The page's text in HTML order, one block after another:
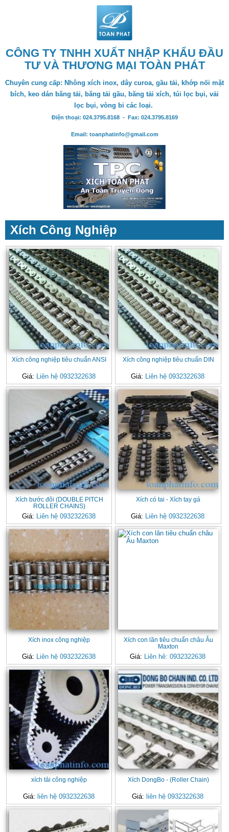
CÔNG TY TNHH XUẤT NHẬP KHẨU ĐẦU
TƯ VÀ THƯƠNG MẠI TOÀN PHÁT
Chuyên cung cấp: Nhông xích inox, dây curoa, gầu tải, khớp nối mặt
bích, keo dán băng tải, băng tải gầu, băng tải xích, túi lọc bụi, vải
lọc bụi, vòng bi các loại.
Điện thoại: 024.3795.8168 - Fax: 024.3795.8169
Email: toanphatinfo@gmail.com
Xích Công Nghiệp
Xích công nghiệp tiêu chuẩn ANSI
Giá: Liên hệ 0932322638
Xích công nghiệp tiêu chuẩn DIN
Giá: Liên hệ 0932322638
Xích bước đôi (DOUBLE PITCH
ROLLER CHAINS)
Giá: Liên hệ 0932322638
Xích có tai - Xích tay gá
Giá: Liên hệ 0932322638
Xích inox công nghiệp
Giá: Liên hệ 0932322638
Xích con lăn tiêu chuẩn châu Âu
Maxton
Giá: Liên hê: 0932322638
xích tải công nghiệp
Giá: liên hệ 0932322638
Xích DongBo - (Roller Chain)
Giá: liên hệ 0932322638